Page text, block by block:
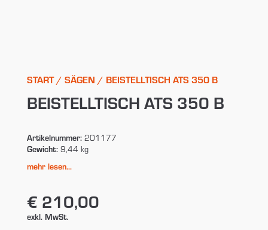
START/ SÄGEN / BEISTELLTISCH ATS 350 B
BEISTELLTISCH ATS 350 B
Artikelnummer:201177
Gewicht:9,44 kg
mehr lesen...
€ 210,00
exkl. MwSt.